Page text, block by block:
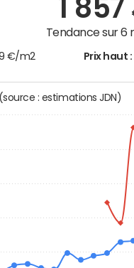
1 857
Tendance sur 6
€/m2 Prix haut :
Prix au m2 (source : estimations JDN)